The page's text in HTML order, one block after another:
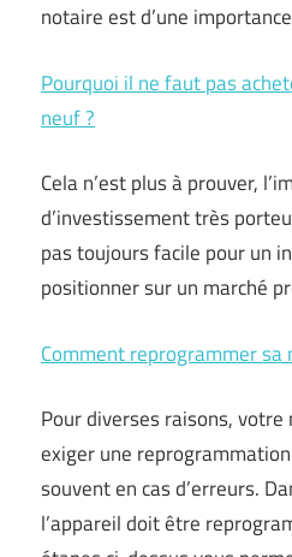
notaire est d’une
Pourquoi il ne faut pas
neuf ?
Cela n’est plus à prouver,
d’investissement très
pas toujours facile pour un
positionner sur un marché
Comment reprogrammer sa
Pour diverses raisons,
exiger une
souvent en cas d’erreurs.
l’appareil doit être